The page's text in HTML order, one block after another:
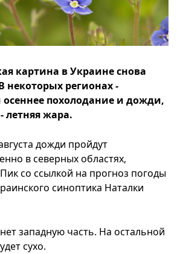
картина в Украине снова
некоторых регионах -
осеннее похолодание и дожди,
летняя жара.
дожди пройдут
в северных областях,
со ссылкой на прогноз погоды
синоптика Наталки
западную часть. На остальной
сухо.